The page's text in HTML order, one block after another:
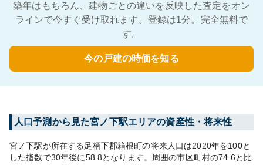
築年はもちろん、建物ごとの違いを反映した査定をオン
ラインで今すぐ受け取れます。登録は1分。完全無料で
す。
今の戸建の時価を知る
人口予測から見た宮ノ下駅エリアの資産性・将来性
宮ノ下駅が所在する 足柄下郡箱根町の将来人口は2020年を100と
した指数で30年後に58.8となります。 周囲の市区町村の74.6と比